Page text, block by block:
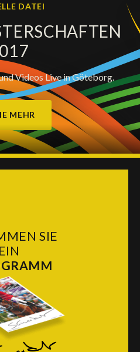
DATEI
Videos Live in Göteborg.
MEHR
SIE
EIN